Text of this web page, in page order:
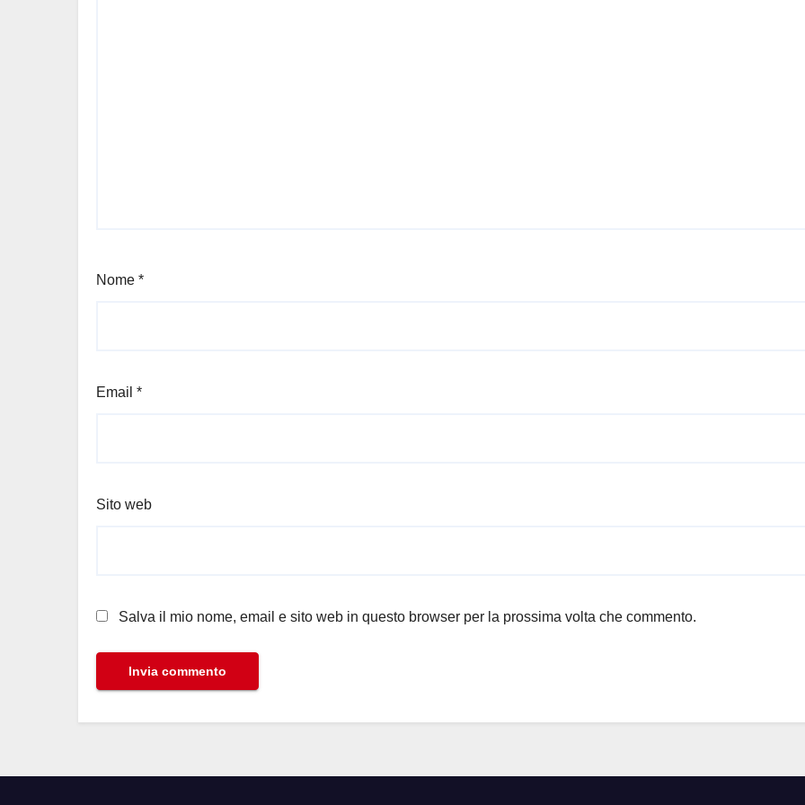
Nome *
Email *
Sito web
Salva il mio nome, email e sito web in questo browser per la prossima volta che commento.